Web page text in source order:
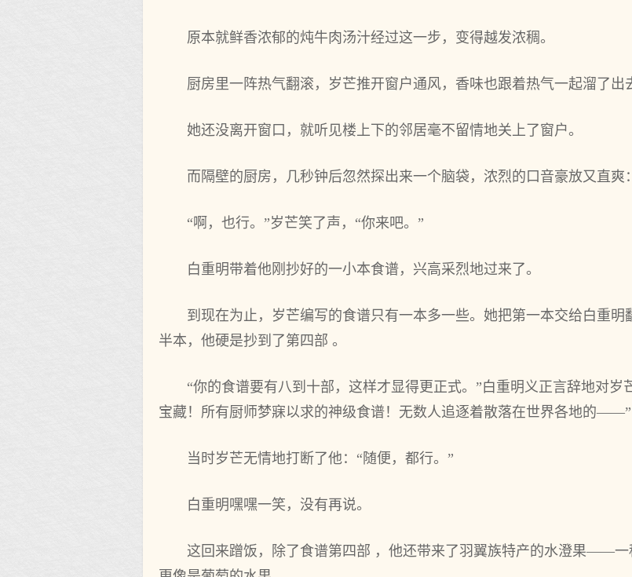
原本就鲜香浓郁的炖牛肉汤汁经过这一步，变得越发浓稠。
厨房里一阵热气翻滚，岁芒推开窗户通风，香味也跟着热气一起溜了出
她还没离开窗口，就听见楼上下的邻居毫不留情地关上了窗户。
而隔壁的厨房，几秒钟后忽然探出来一个脑袋，浓烈的口音豪放又直爽
“啊，也行。”岁芒笑了声，“你来吧。”
白重明带着他刚抄好的一小本食谱，兴高采烈地过来了。
到现在为止，岁芒编写的食谱只有一本多一些。她把第一本交给白重明
半本，他硬是抄到了第四部 。
“你的食谱要有八到十部，这样才显得更正式。”白重明义正言辞地对
宝藏！所有厨师梦寐以求的神级食谱！无数人追逐着散落在世界各地的——”
当时岁芒无情地打断了他：“随便，都行。”
白重明嘿嘿一笑，没有再说。
这回来蹭饭，除了食谱第四部 ，他还带来了羽翼族特产的水澄果——